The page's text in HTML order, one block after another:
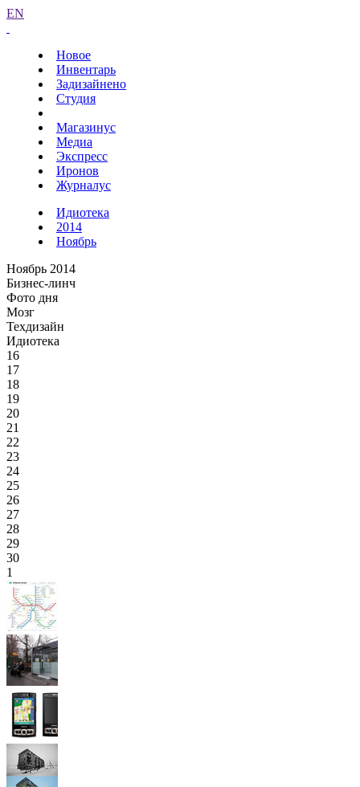
EN
Новое
Инвентарь
Задизайнено
Студия
Магазинус
Медиа
Экспресс
Иронов
Журналус
Идиотека
2014
Ноябрь
Ноябрь 2014
Бизнес-линч
Фото дня
Мозг
Техдизайн
Идиотека
16
17
18
19
20
21
22
23
24
25
26
27
28
29
30
1